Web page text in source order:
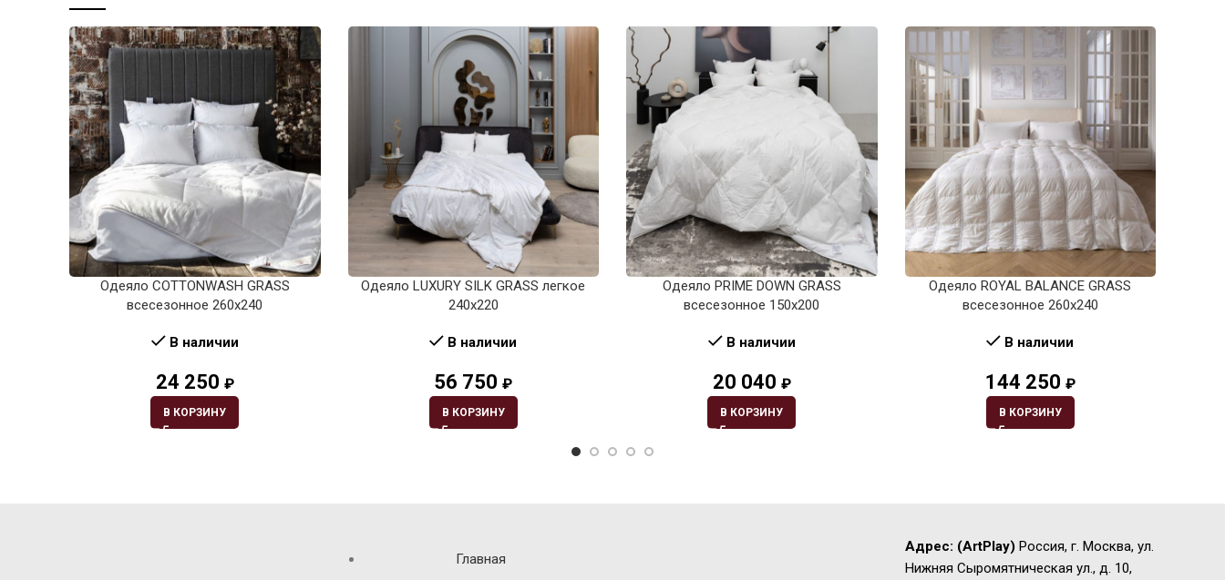
Одеяло СOTTONWASH GRASS
всесезонное 260х240
В наличии
24 250 ₽
В КОРЗИНУ
Одеяло LUXURY SILK GRASS легкое
240х220
В наличии
56 750 ₽
В КОРЗИНУ
Одеяло PRIME DOWN GRASS
всесезонное 150х200
В наличии
20 040 ₽
В КОРЗИНУ
Одеяло ROYAL BALANCE GRASS
всесезонное 260х240
В наличии
144 250 ₽
В КОРЗИНУ
Главная
Адрес: (ArtPlay) Россия, г. Москва, ул.
Нижняя Сыромятническая ул., д. 10,